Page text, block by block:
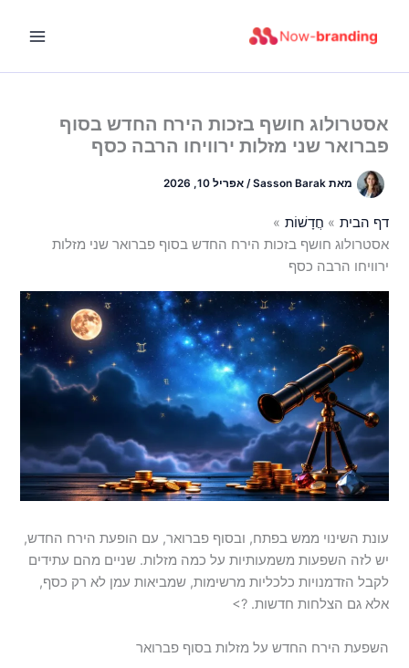
אסטרולוג חושף בזכות הירח החדש בסוף
פברואר שני מזלות ירוויחו הרבה כסף
מאתSasson Barak
/אפריל 10, 2026
דף הבית
חֲדָשׁוֹת
אסטרולוג חושף בזכות הירח החדש בסוף פברואר שני מזלות
ירוויחו הרבה כסף
עונת השינוי ממש בפתח, ובסוף פברואר, עם הופעת הירח החדש,
יש לזה השפעות משמעותיות על כמה מזלות. שניים מהם עתידים
לקבל הזדמנויות כלכליות מרשימות, שמביאות עמן לא רק כסף,
אלא גם הצלחות חדשות. ?>
השפעת הירח החדש על מזלות בסוף פברואר